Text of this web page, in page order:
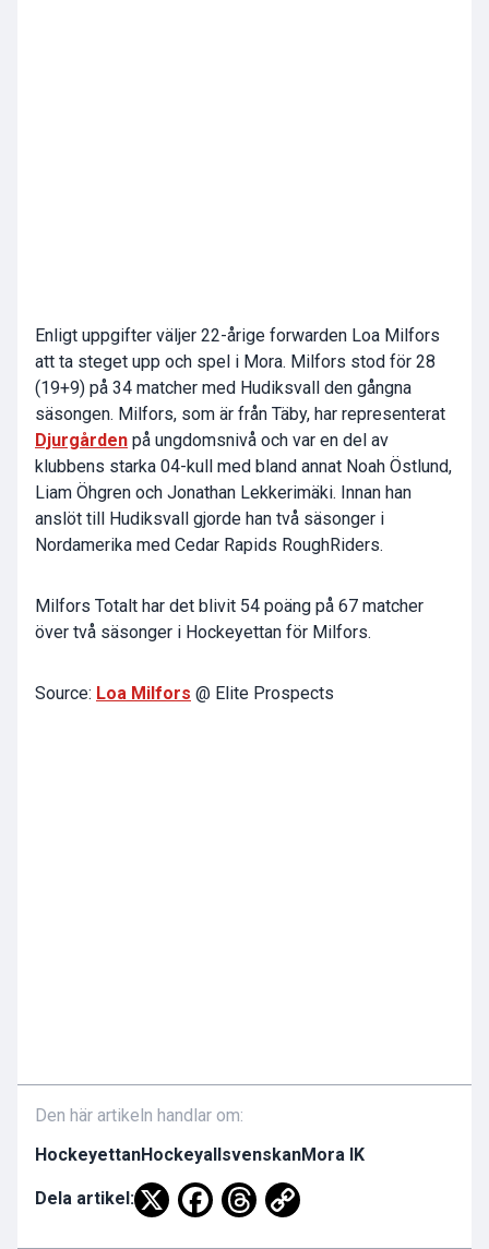
Enligt uppgifter väljer 22-årige forwarden Loa Milfors
att ta steget upp och spel i Mora. Milfors stod för 28
(19+9) på 34 matcher med Hudiksvall den gångna
säsongen. Milfors, som är från Täby, har representerat
Djurgården på ungdomsnivå och var en del av
klubbens starka 04-kull med bland annat Noah Östlund,
Liam Öhgren och Jonathan Lekkerimäki. Innan han
anslöt till Hudiksvall gjorde han två säsonger i
Nordamerika med Cedar Rapids RoughRiders.
Milfors Totalt har det blivit 54 poäng på 67 matcher
över två säsonger i Hockeyettan för Milfors.
Source: Loa Milfors @ Elite Prospects
Den här artikeln handlar om:
HockeyettanHockeyallsvenskanMora IK
Dela artikel: